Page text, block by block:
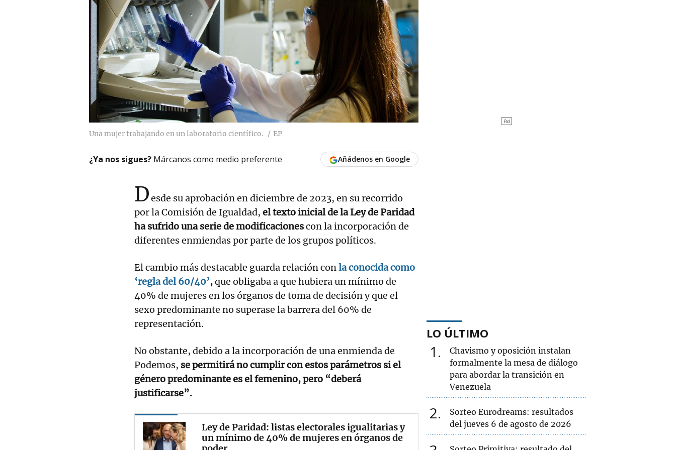
Una mujer trabajando en un laboratorio científico. EP
¿Ya nos sigues? Márcanos como medio preferente Añádenos en Google
Desde su aprobación en diciembre de 2023, en su recorrido
por la Comisión de Igualdad, el texto inicial de la Ley de Paridad
ha sufrido una serie de modificacionescon la incorporación de
diferentes enmiendas por parte de los grupos políticos.
El cambio más destacable guarda relación conla conocida como
‘regla del 60/40’,que obligaba a que hubiera un mínimo de
40% de mujeres en los órganos de toma de decisión y que el
sexo predominante no superase la barrera del 60% de
representación.
No obstante, debido a la incorporación de una enmienda de
Podemos, se permitirá no cumplir con estos parámetros si el
género predominante es el femenino, pero “deberá
justificarse”.
Ley de Paridad: listas electorales igualitarias y
un mínimo de 40% de mujeres en órganos de
LO ÚLTIMO
1
Chavismo y oposición instalan
formalmente la mesa de diálogo
para abordar la transición en
Venezuela
2
Sorteo Eurodreams: resultados
del jueves 6 de agosto de 2026